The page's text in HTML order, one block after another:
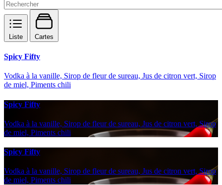
Liste Cartes
Spicy Fifty
Vodka à la vanille, Sirop de fleur de sureau, Jus de citron vert, Sirop
de miel, Piments chili
Spicy Fifty
Vodka à la vanille, Sirop de fleur de sureau, Jus de citron vert, Sirop
de miel, Piments chili
Spicy Fifty
Vodka à la vanille, Sirop de fleur de sureau, Jus de citron vert, Sirop
de miel, Piments chili